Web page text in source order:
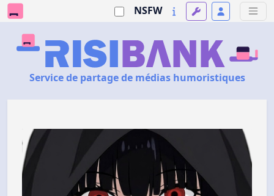
NSFW
Service de partage de médias humoristiques